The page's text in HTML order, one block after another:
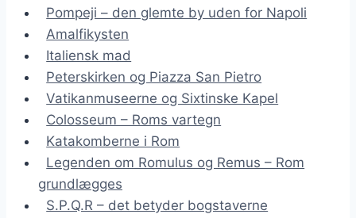
Pompeji – den glemte by uden for Napoli
Amalfikysten
Italiensk mad
Peterskirken og Piazza San Pietro
Vatikanmuseerne og Sixtinske Kapel
Colosseum – Roms vartegn
Katakomberne i Rom
Legenden om Romulus og Remus – Rom
grundlægges
S.P.Q.R – det betyder bogstaverne